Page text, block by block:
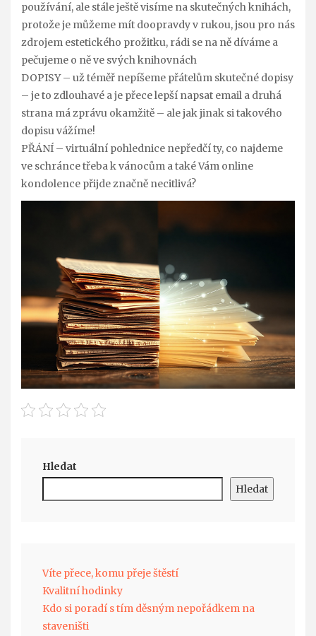
používání, ale stále ještě visíme na skutečných knihách,
protože je můžeme mít doopravdy v rukou, jsou pro nás
zdrojem estetického prožitku, rádi se na ně díváme a
pečujeme o ně ve svých knihovnách
DOPISY – už téměř nepíšeme přátelům skutečné dopisy
– je to zdlouhavé a je přece lepší napsat email a druhá
strana má zprávu okamžitě – ale jak jinak si takového
dopisu vážíme!
PŘÁNÍ – virtuální pohlednice nepředčí ty, co najdeme
ve schránce třeba k vánocům a také Vám online
kondolence přijde značně necitlivá?
Hledat
Hledat
Víte přece, komu přeje štěstí
Kvalitní hodinky
Kdo si poradí s tím děsným nepořádkem na
staveništi